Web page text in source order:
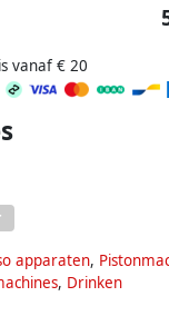
vanaf € 20
apparaten,
, Drinken